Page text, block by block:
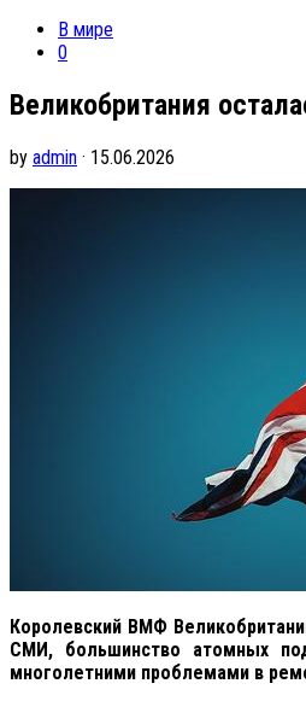
В мире
0
Великобритания
by admin · 15.06.2026
Королевский ВМФ
СМИ, большинство атомных
многолетними проблемами в